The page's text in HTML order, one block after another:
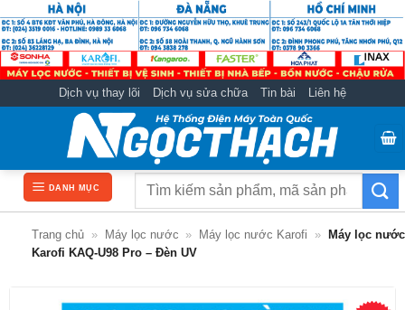
qua
nội
dung
Dịch vụ thay lõi Dịch vụ sửa chữa Tin bài Liên hệ
DANH MỤC
Tìm
Trang chủ » Máy lọc nước » Máy lọc nước Karofi »
Máy lọc nước
Karofi KAQ-U98 Pro – Đèn UV